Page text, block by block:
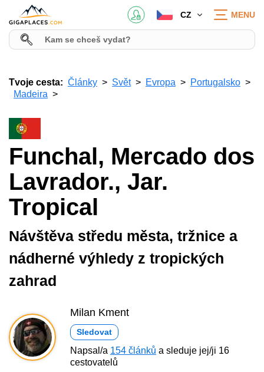
CZ MENU
Tvoje cesta: Články Svět Evropa
Portugalsko
Madeira
Funchal, Mercado dos
Lavrador., Jar.
Tropical
Návštěva středu města, tržnice a
nádherné výhledy z tropických
zahrad
Milan Kment
Sledovat
Napsal/a 154 článků a sleduje jej/ji 16
cestovatelů